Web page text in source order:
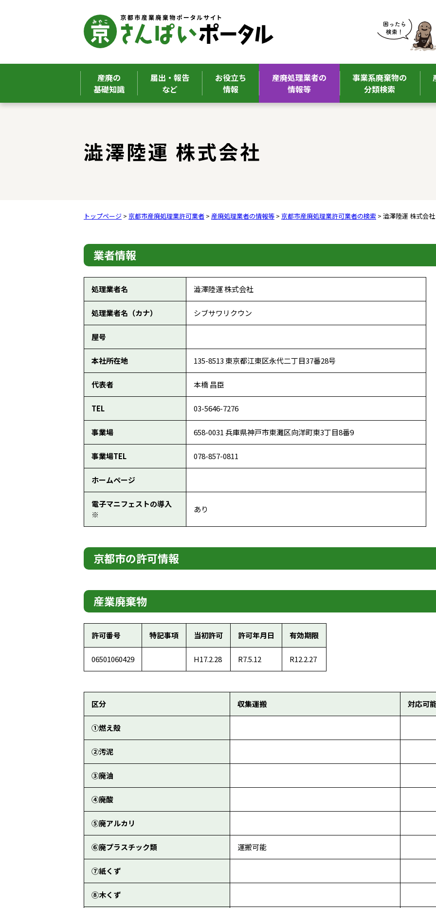
産廃の
基礎知識
届出・報告
など
お役立ち
情報
産廃処理業者の
情報等
事業系廃棄物の
分類検索
澁澤陸運 株式会社
トップページ > 京都市産廃処理業許可業者 > 産廃処理業者の情報等 > 京都市産廃処理業許可業者の検索 > 澁澤陸運 株式会社
業者情報
処理業者名 澁澤陸運 株式会社
処理業者名（カナ） シブサワリクウン
屋号
本社所在地 135-8513 東京都江東区永代二丁目37番28号
代表者 本橋 昌臣
TEL 03-5646-7276
事業場 658-0031 兵庫県神戸市東灘区向洋町東3丁目8番9
事業場TEL 078-857-0811
ホームページ
電子マニフェストの導入
※
あり
京都市の許可情報
産業廃棄物
許可番号 特記事項 当初許可 許可年月日 有効期限
06501060429 H17.2.28 R7.5.12 R12.2.27
区分 収集運搬 対応可
①燃え殻
②汚泥
③廃油
④廃酸
⑤廃アルカリ
⑥廃プラスチック類 運搬可能
⑦紙くず
⑧木くず